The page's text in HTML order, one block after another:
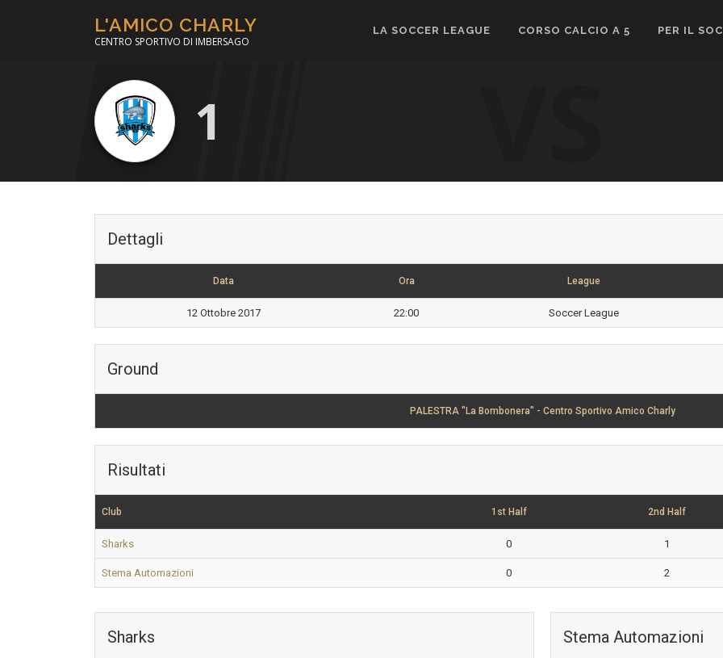
L'AMICO CHARLY
CENTRO SPORTIVO DI IMBERSAGO
LA SOCCER LEAGUE CORSO CALCIO A 5 PER IL
1
Dettagli
Data Ora League
12 Ottobre 2017 22:00 Soccer League
Ground
PALESTRA "La Bombonera" - Centro Sportivo Amico Charly
Risultati
Club 1st Half 2nd Half
Sharks 0 1
Stema Automazioni 0 2
Sharks Stema Automazioni